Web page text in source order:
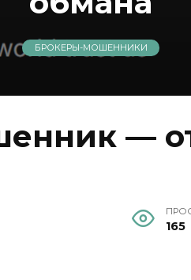
БРОКЕРЫ-МОШЕННИКИ
—
165